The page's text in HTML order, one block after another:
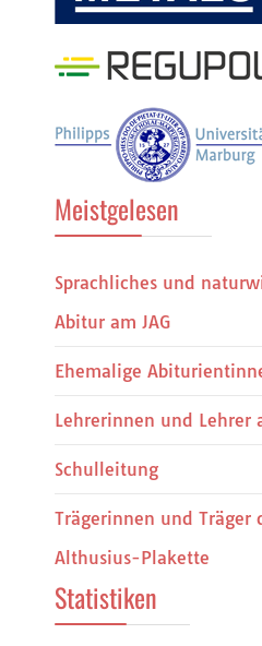
Meistgelesen
Sprachliches und
Abitur am JAG
Ehemalige
Lehrerinnen und Lehrer
Schulleitung
Trägerinnen und Träger
Althusius-Plakette
Statistiken